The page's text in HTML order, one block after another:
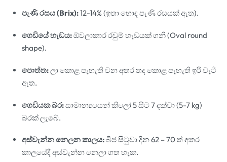
පැණි රසය (Brix):12-14% (ඉතා හොඳ පැණි රසයක් ඇත).
ගෙඩියේ හැඩය:ඕවලාකාර රවුම් හැඩයක් ගනී (Oval round
shape).
පොත්ත:ලා කොළ පැහැති වන අතර තද කොළ පැහැති ඉරි වැටී
ඇත.
ගෙඩියක බර:සාමාන්‍යයෙන් කිලෝ 5 සිට 7 දක්වා (5-7 kg)
බරක් ලැබේ.
අස්වැන්න නෙලන කාලය:බීජ සිටුවා දින 62 – 70 ත් අතර
කාලයේදී අස්වැන්න නෙලා ගත හැක.